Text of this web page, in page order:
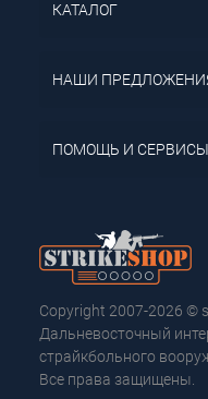
КАТАЛОГ
НАШИ
ПОМОЩЬ И СЕРВИСЫ
Copyright 2007-2026 ©
Дальневосточный
страйкбольного
Все права защищены.